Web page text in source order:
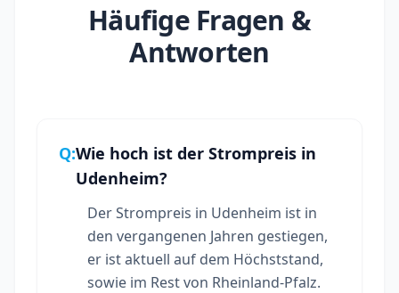
Häufige Fragen &
Antworten
Q:Wie hoch ist der Strompreis in
Udenheim?
Der Strompreis in Udenheim ist in
den vergangenen Jahren gestiegen,
er ist aktuell auf dem Höchststand,
sowie im Rest von Rheinland-Pfalz.